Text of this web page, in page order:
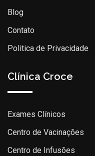
Blog
Contato
Politica de Privacidade
Clínica Croce
Exames Clínicos
Centro de Vacinações
Centro de Infusões